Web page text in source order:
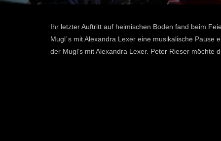
Ihr letzter Auftritt auf heimischen Boden fand beim
Mugl´s mit Alexandra Lexer eine musikalische
der Mugl’s mit Alexandra Lexer. Peter Rieser möchte